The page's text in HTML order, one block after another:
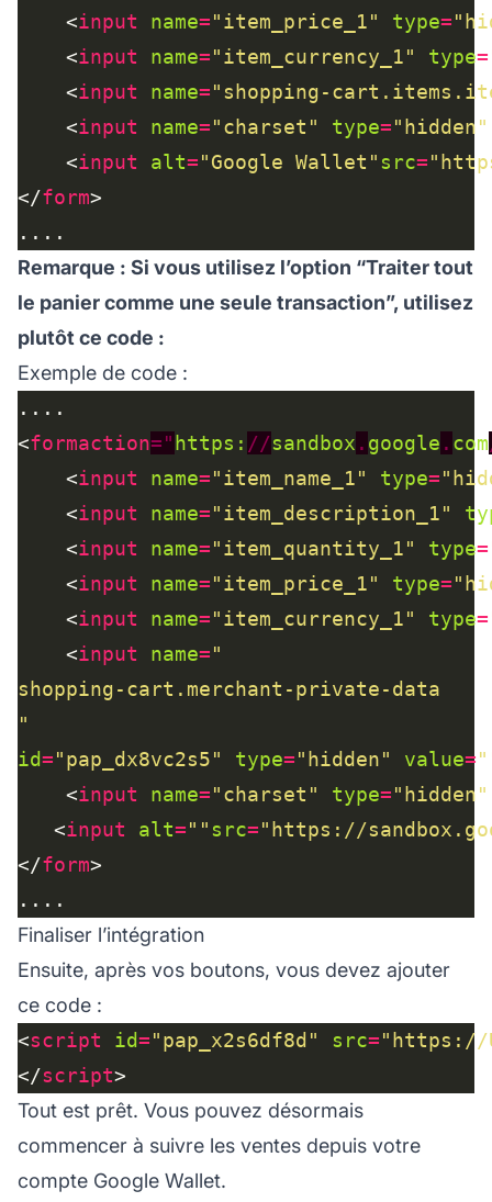
    <
input name="item_price_1" type=
    <
input name="item_currency_1" type=
    <
input name="shopping-
    <
input name="charset" type="hidden"
    <
input alt="Google Wallet"src=
</form
Remarque : Si vous utilisez l’option “Traiter tout
le panier comme une seule transaction”, utilisez
plutôt ce code :
Exemple de code :
<formaction="https: //sandbox . google . com
    <
input name="item_name_1" type=
    <
input name="item_description_1"
    <
input name="item_quantity_1" type=
    <
input name="item_price_1" type=
    <
input name="item_currency_1" type=
    <
input name=
"
id="pap_dx8vc2s5" type="hidden" value=
    <
input name="charset" type="hidden"
   <
input alt=""src="https://
</form
Finaliser l’intégration
Ensuite, après vos boutons, vous devez ajouter
ce code :
<script id="pap_x2s6df8d" src="https://
</script
Tout est prêt. Vous pouvez désormais
commencer à suivre les ventes depuis votre
compte Google Wallet.